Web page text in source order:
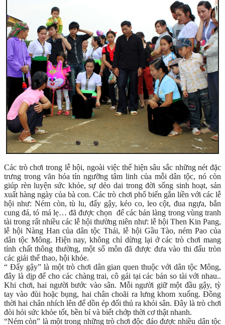
Các trò chơi trong lễ hội, ngoài việc thể hiện sâu sắc những nét đặc
trưng trong văn hóa tín ngưỡng tâm linh của mỗi dân tộc, nó còn
giúp rèn luyện sức khỏe, sự dẻo dai trong đời sống sinh hoạt, sản
xuất hàng ngày của bà con. Các trò chơi phổ biến gắn liền với các lễ
hội như: Ném còn, tù lu, đẩy gậy, kéo co, leo cột, đua ngựa, bắn
cung đá, tó má lẹ… đã được chọn để các bản làng trong vùng tranh
tài trong rất nhiều các lễ hội thường niên như: lễ hội Then Kin Pang,
lễ hội Nàng Han của dân tộc Thái, lễ hội Gầu Tào, ném Pao của
dân tộc Mông. Hiện nay, không chỉ dừng lại ở các trò chơi mang
tính chất thông thường, một số môn đã được đưa vào thi đấu tròn
các giải thể thao, hội khỏe.
“ Đẩy gậy” là một trò chơi dân gian quen thuộc với dân tộc Mông,
đây là dịp để cho các chàng trai, cô gái tại các bản so tài với nhau..
Khi chơi, hai người bước vào sân. Mỗi người giữ một đầu gậy, tỳ
tay vào đùi hoặc bụng, hai chân choãi ra lưng khom xuống. Đồng
thời hai chân nhích lên để dồn ép đối thủ ra khỏi sân. Đây là trò chơi
đòi hỏi sức khỏe tốt, bền bỉ và biết chớp thời cơ thật nhanh.
“Ném còn” là một trong những trò chơi độc đáo được nhiều dân tộc